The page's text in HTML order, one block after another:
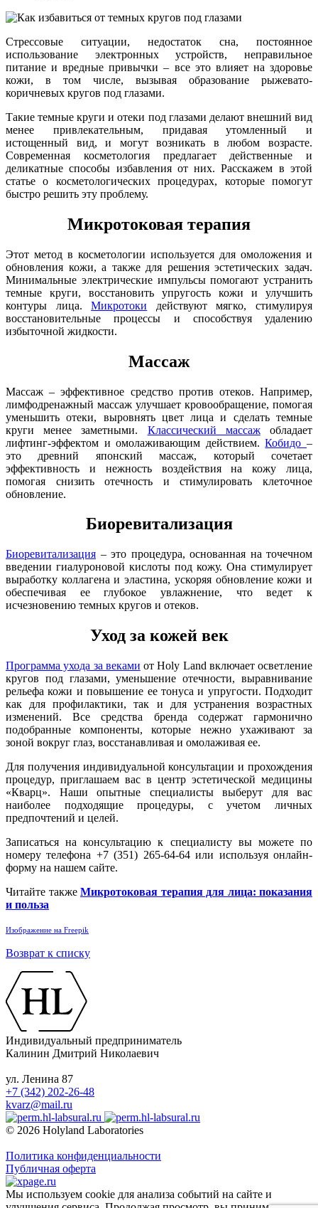
Стрессовые ситуации, недостаток сна, постоянное
использование электронных устройств, неправильное
питание и вредные привычки – все это влияет на здоровье
кожи, в том числе, вызывая образование рыжевато-
коричневых кругов под глазами.
Такие темные круги и отеки под глазами делают внешний вид
менее привлекательным, придавая утомленный и
истощенный вид, и могут возникать в любом возрасте.
Современная косметология предлагает действенные и
деликатные способы избавления от них. Расскажем в этой
статье о косметологических процедурах, которые помогут
быстро решить эту проблему.
Микротоковая терапия
Этот метод в косметологии используется для омоложения и
обновления кожи, а также для решения эстетических задач.
Минимальные электрические импульсы помогают устранить
темные круги, восстановить упругость кожи и улучшить
контуры лица.Микротоки действуют мягко, стимулируя
восстановительные процессы и способствуя удалению
избыточной жидкости.
Массаж
Массаж – эффективное средство против отеков. Например,
лимфодренажный массаж улучшает кровообращение, помогая
уменьшить отеки, выровнять цвет лица и сделать темные
круги менее заметными. Классический массажобладает
лифтинг-эффектом и омолаживающим действием.Кобидо–
это древний японский массаж, который сочетает
эффективность и нежность воздействия на кожу лица,
помогая снизить отечность и стимулировать клеточное
обновление.
Биоревитализация
Биоревитализация – это процедура, основанная на точечном
введении гиалуроновой кислоты под кожу. Она стимулирует
выработку коллагена и эластина, ускоряя обновление кожи и
обеспечивая ее глубокое увлажнение, что ведет к
исчезновению темных кругов и отеков.
Уход за кожей век
Программа ухода за веками от Holy Land включает осветление
кругов под глазами, уменьшение отечности, выравнивание
рельефа кожи и повышение ее тонуса и упругости. Подходит
как для профилактики, так и для устранения возрастных
изменений. Все средства бренда содержат гармонично
подобранные компоненты, которые нежно ухаживают за
зоной вокруг глаз, восстанавливая и омолаживая ее.
Для получения индивидуальной консультации и прохождения
процедур, приглашаем вас в центр эстетической медицины
«Кварц». Наши опытные специалисты выберут для вас
наиболее подходящие процедуры, с учетом личных
предпочтений и целей.
Записаться на консультацию к специалисту вы можете по
номеру телефона +7 (351) 265-64-64 или используя онлайн-
форму на нашем сайте.
Читайте также Микротоковая терапия для лица: показания
и польза
Изображение на Freepik
Возврат к списку
Индивидуальный предприниматель
Калинин Дмитрий Николаевич
ул. Ленина 87
+7 (342) 202-26-48
kvarz@mail.ru
© 2026 Holyland Laboratories
Политика конфиденциальности
Публичная оферта
Мы используем cookie для анализа событий на сайте и